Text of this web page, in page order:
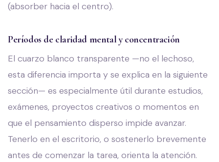
(absorber hacia el centro).
Períodos de claridad mental y concentración
El cuarzo blanco transparente —no el lechoso,
esta diferencia importa y se explica en la siguiente
sección— es especialmente útil durante estudios,
exámenes, proyectos creativos o momentos en
que el pensamiento disperso impide avanzar.
Tenerlo en el escritorio, o sostenerlo brevemente
antes de comenzar la tarea, orienta la atención.